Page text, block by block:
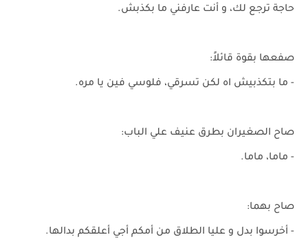
حاجة ترجع لك، و أنت عارفني ما بكذبش.
صفعها بقوة قائلاً:
- ما بتكذبيش اه لكن تسرقي، فلوسي فين يا مره.
صاح الصغيران بطرق عنيف علي الباب:
- ماما، ماما.
صاح بهما:
- أخرسوا بدل و عليا الطلاق من أمكم أجي أعلقكم بدالها.